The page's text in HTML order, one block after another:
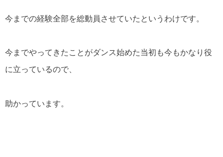
今までの経験全部を総動員させていたというわけです。
今までやってきたことがダンス始めた当初も今もかなり役
に立っているので、
助かっています。